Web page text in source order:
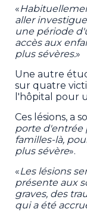
«
aller
une période
accès aux
plus sévères.»
Une autre
sur quatre
l'hôpital pour
Ces lésions, a
porte d'entrée
familles-là,
plus sévère».
«Les lésions
présente aux
graves, des
qui a été